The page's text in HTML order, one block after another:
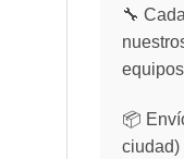
🔧
📦
ciudad)